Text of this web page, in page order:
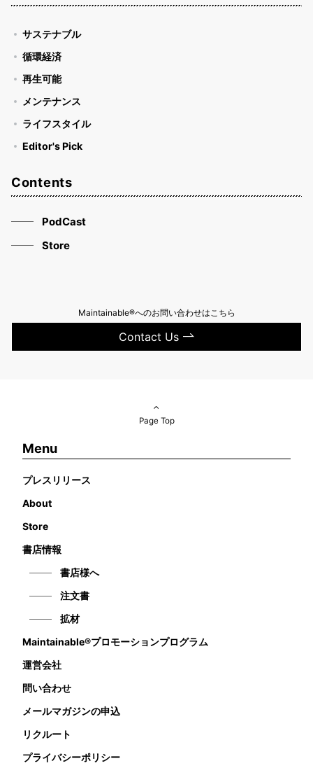
サステナブル
循環経済
再生可能
メンテナンス
ライフスタイル
Editor's Pick
Contents
PodCast
Store
Maintainable®へのお問い合わせはこちら
Contact Us
Page Top
Menu
プレスリリース
About
Store
書店情報
書店様へ
注文書
拡材
Maintainable®プロモーションプログラム
運営会社
問い合わせ
メールマガジンの申込
リクルート
プライバシーポリシー